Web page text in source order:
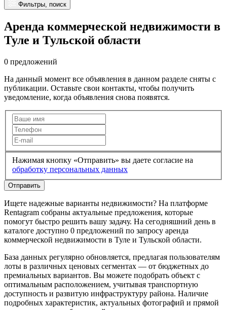
Фильтры, поиск
Аренда коммерческой недвижимости в
Туле и Тульской области
0 предложений
На данный момент все объявления в данном разделе сняты с
публикации. Оставьте свои контакты, чтобы получить
уведомление, когда объявления снова появятся.
Нажимая кнопку «Отправить» вы даете согласие на
обработку персональных данных
Отправить
Ищете надежные варианты недвижимости? На платформе
Rentagram собраны актуальные предложения, которые
помогут быстро решить вашу задачу. На сегодняшний день в
каталоге доступно 0 предложений по запросу аренда
коммерческой недвижимости в Туле и Тульской области.
База данных регулярно обновляется, предлагая пользователям
лоты в различных ценовых сегментах — от бюджетных до
премиальных вариантов. Вы можете подобрать объект с
оптимальным расположением, учитывая транспортную
доступность и развитую инфраструктуру района. Наличие
подробных характеристик, актуальных фотографий и прямой